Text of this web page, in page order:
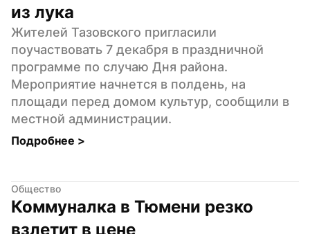
из лука
Жителей Тазовского пригласили
поучаствовать 7 декабря в праздничной
программе по случаю Дня района.
Мероприятие начнется в полдень, на
площади перед домом культур, сообщили в
местной администрации.
Подробнее >
Общество
Коммуналка в Тюмени резко
взлетит в цене